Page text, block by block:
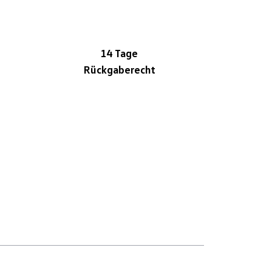
14 Tage
Rückgaberecht